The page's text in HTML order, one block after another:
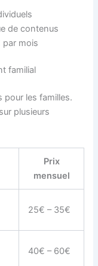
de contenus
par mois
familial
pour les familles.
plusieurs
Prix
mensuel
25€ – 35€
40€ – 60€